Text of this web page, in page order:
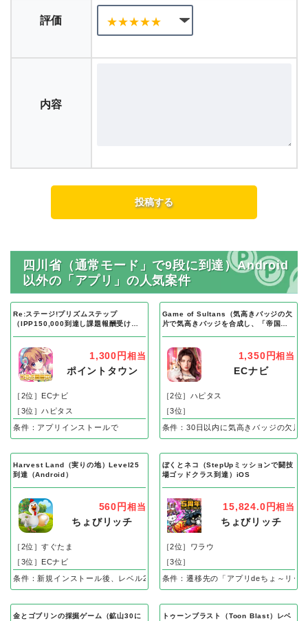
評価
内容
四川省（通常モード」で9段に到達）Android
以外の「アプリ」の人気案件
Re:ステージ!プリズムステップ
（IPP150,000到達し課題報酬受け取
1,300円 相当
ポイントタウン
［2位］ECナビ
［3位］ハピタス
条件：アプリインストールで
Game of Sultans（気高きバッジの欠
片で気高きバッジを合成し、「帝国五
1,350円相当
ECナビ
［2位］ハピタス
［3位］
条件：30日以内に気高きバッジの欠片
Harvest Land（実りの地）Level25
到達（Android）
560円 相当
ちょびリッチ
［2位］すぐたま
［3位］ECナビ
条件：新規インストール後、レベル25到達で成果
ぼくとネコ（StepUpミッションで闘技
場ゴッドクラス到達）iOS
15,824.0円相当
ちょびリッチ
［2位］ワラウ
［3位］
条件：遷移先の「アプリdeちょ～リッ
金とゴブリンの採掘ゲーム（鉱山30に
トゥーンブラスト（Toon Blast）レベ